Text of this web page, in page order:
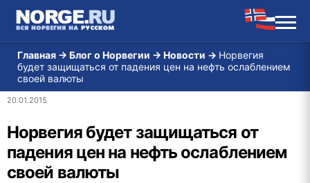
Главная → Блог о Норвегии → Новости → Норвегия
будет защищаться от падения цен на нефть ослаблением
своей валюты
20.01.2015
Норвегия будет защищаться от
падения цен на нефть ослаблением
своей валюты